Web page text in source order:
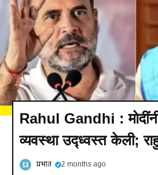
Rahul Gandhi : मोदींनी
व्यवस्था उद्ध्वस्त केली;
प्रभात 2 months ago